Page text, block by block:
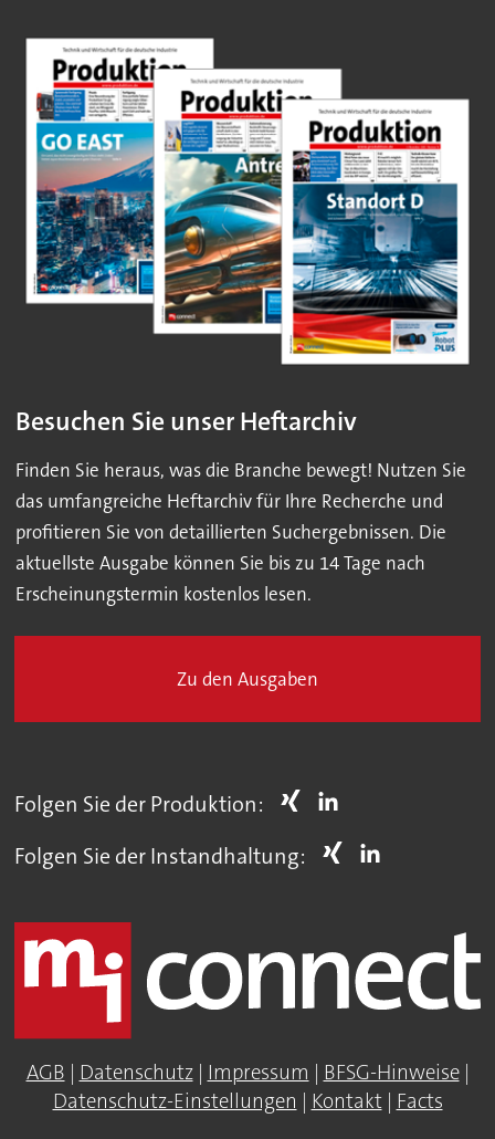
Besuchen Sie unser Heftarchiv
Finden Sie heraus, was die Branche bewegt! Nutzen Sie
das umfangreiche Heftarchiv für Ihre Recherche und
profitieren Sie von detaillierten Suchergebnissen. Die
aktuellste Ausgabe können Sie bis zu 14 Tage nach
Erscheinungstermin kostenlos lesen.
Zu den Ausgaben
Folgen Sie der Produktion:
Folgen Sie der Instandhaltung:
AGB Datenschutz| Impressum BFSG-Hinweise|
Datenschutz-Einstellungen
Kontakt| Facts